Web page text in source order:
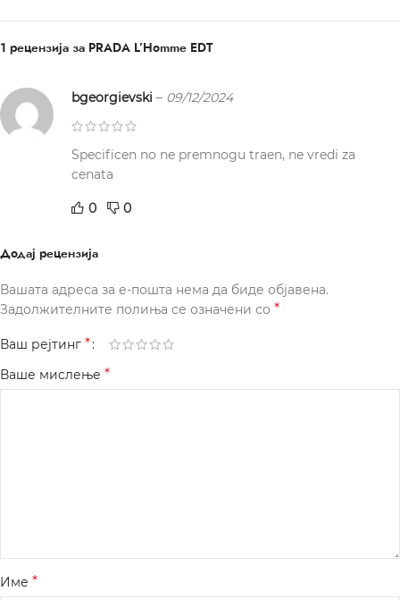
1 рецензија за PRADA L’Homme EDT
bgeorgievski – 09/12/2024
Specificen no ne premnogu traen, ne vredi za
cenata
0 0
Додај рецензија
Вашата адреса за е-пошта нема да биде објавена.
Задолжителните полиња се означени со *
Ваш рејтинг *
Ваше мислење *
Име *